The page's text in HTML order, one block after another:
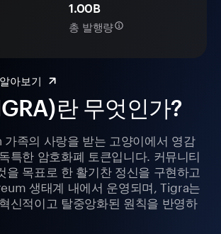
란 무엇인가?
족의 사랑을 받는 고양이에서 영감
특한 암호화폐 토큰입니다. 커뮤니티
을 목표로 한 활기찬 정신을 구현하고
생태계 내에서 운영되며, Tigra는
신적이고 탈중앙화된 원칙을 반영하
1.00B
총 발행량
아보기